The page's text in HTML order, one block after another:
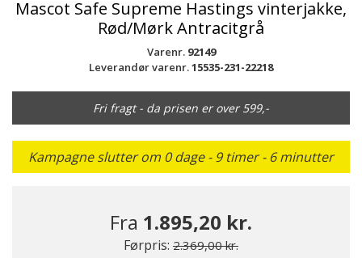
Mascot Safe Supreme Hastings vinterjakke,
Rød/Mørk Antracitgrå
Varenr. 92149
Leverandør varenr.15535-231-22218
Fri fragt - da prisen er over 599,-
Kampagne slutter om 0 dage - 9 timer - 6 minutter
Fra 1.895,20 kr.
Førpris: Pris nedsat fra
2.369,00 kr.til